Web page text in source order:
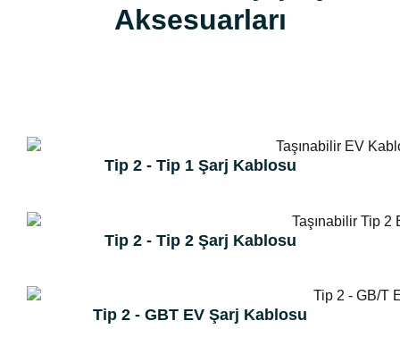
Aksesuarları
Tip 2 - Tip 1 Şarj Kablosu
Tip 2 - Tip 2 Şarj Kablosu
Tip 2 - GBT EV Şarj Kablosu